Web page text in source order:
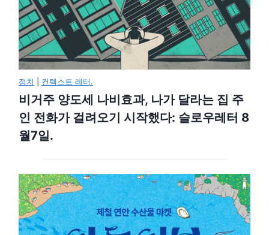
정치 컨텍스트 레터.
비거주 양도세 나비효과, 나가 달라는 집 주
인 전화가 걸려오기 시작했다: 슬로우레터 8
월7일.